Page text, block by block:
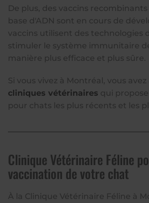
De plus, des vaccins
base d'ADN sont en cours de
vaccins utilisent des technologies
stimuler le système immunitaire
manière plus efficace et plus sûre.
Si vous vivez à Montréal, vous avez
cliniques vétérinaires qui
pour chats les plus récents et les
Clinique Vétérinaire Féline
vaccination de votre chat
À la Clinique Vétérinaire Féline à